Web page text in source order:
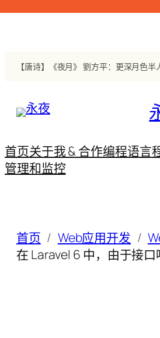
跳
【唐诗】《夜月》 劉方平：更深月色
首页关于我 & 合作编程语言
管理和监控
首页 Web应用开发
在 Laravel 6 中，由于接